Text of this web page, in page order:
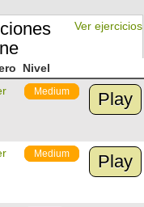
Ver ejercicios
Nivel
Medium Play
Medium Play